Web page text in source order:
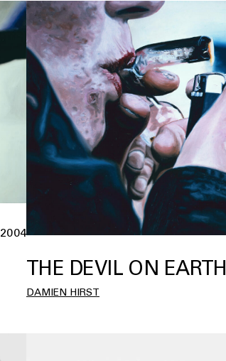
2004
THE DEVIL ON EARTH
DAMIEN HIRST